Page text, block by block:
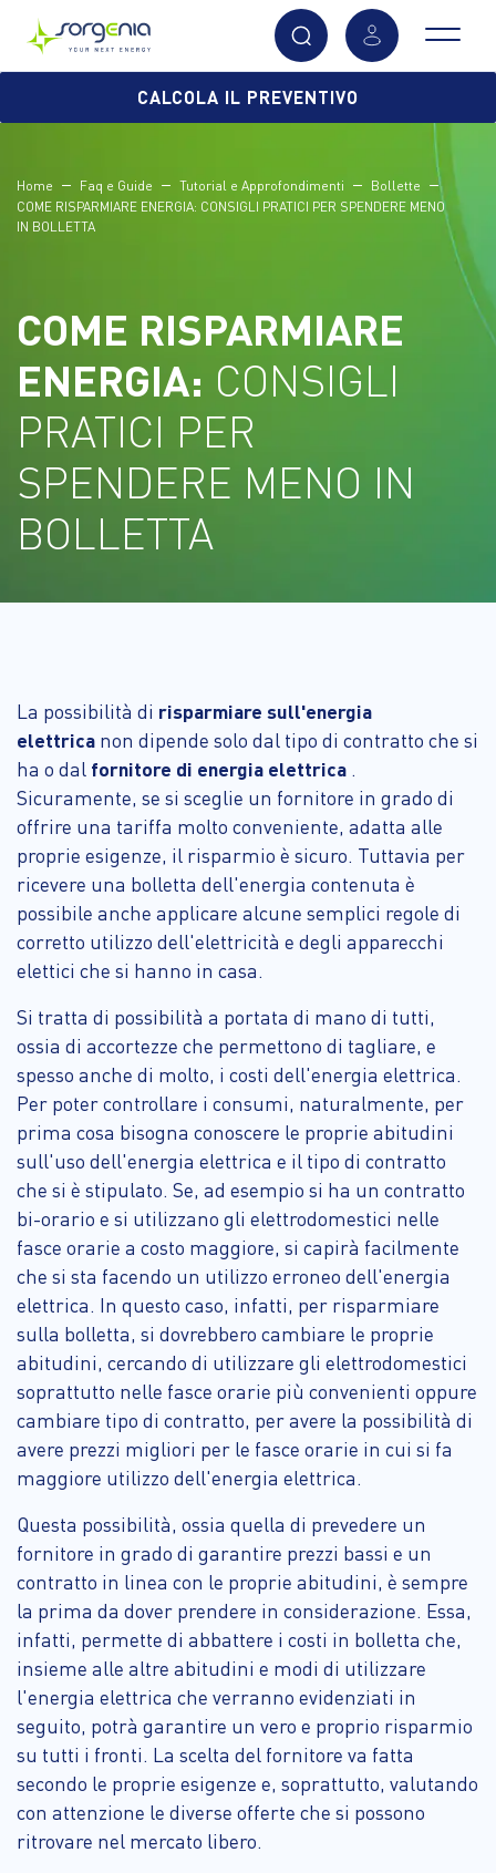
Home Faq e Guide Tutorial e Approfondimenti
Bollette
COME RISPARMIARE ENERGIA: CONSIGLI PRATICI PER SPENDERE MENO
IN BOLLETTA
COME RISPARMIARE
ENERGIA: CONSIGLI
PRATICI PER
SPENDERE MENO IN
BOLLETTA
CALCOLA IL PREVENTIVO
La possibilità di risparmiare sull'energia
elettrica non dipende solo dal tipo di contratto che si
ha o dal fornitore di energia elettrica .
Sicuramente, se si sceglie un fornitore in grado di
offrire una tariffa molto conveniente, adatta alle
proprie esigenze, il risparmio è sicuro. Tuttavia per
ricevere una bolletta dell'energia contenuta è
possibile anche applicare alcune semplici regole di
corretto utilizzo dell'elettricità e degli apparecchi
elettici che si hanno in casa.
Si tratta di possibilità a portata di mano di tutti,
ossia di accortezze che permettono di tagliare, e
spesso anche di molto, i costi dell'energia elettrica.
Per poter controllare i consumi, naturalmente, per
prima cosa bisogna conoscere le proprie abitudini
sull'uso dell'energia elettrica e il tipo di contratto
che si è stipulato. Se, ad esempio si ha un contratto
bi-orario e si utilizzano gli elettrodomestici nelle
fasce orarie a costo maggiore, si capirà facilmente
che si sta facendo un utilizzo erroneo dell'energia
elettrica. In questo caso, infatti, per risparmiare
sulla bolletta, si dovrebbero cambiare le proprie
abitudini, cercando di utilizzare gli elettrodomestici
soprattutto nelle fasce orarie più convenienti oppure
cambiare tipo di contratto, per avere la possibilità di
avere prezzi migliori per le fasce orarie in cui si fa
maggiore utilizzo dell'energia elettrica.
Questa possibilità, ossia quella di prevedere un
fornitore in grado di garantire prezzi bassi e un
contratto in linea con le proprie abitudini, è sempre
la prima da dover prendere in considerazione. Essa,
infatti, permette di abbattere i costi in bolletta che,
insieme alle altre abitudini e modi di utilizzare
l'energia elettrica che verranno evidenziati in
seguito, potrà garantire un vero e proprio risparmio
su tutti i fronti. La scelta del fornitore va fatta
secondo le proprie esigenze e, soprattutto, valutando
con attenzione le diverse offerte che si possono
ritrovare nel mercato libero.